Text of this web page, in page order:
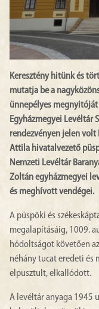
Keresztény hitünk és
mutatja be a
ünnepélyes
Egyházmegyei Levéltár
rendezvényen jelen volt
Attila hivatalvezető
Nemzeti Levéltár
Zoltán egyházmegyei
és meghívott vendégei.
A püspöki és
megalapításáig, 1009.
hódoltságot követően
néhány tucat eredeti és
elpusztult, elkallódott.
A levéltár anyaga 1945